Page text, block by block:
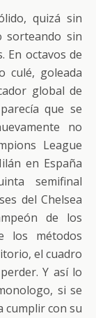
quizá sin
sorteando sin
En octavos de
culé, goleada
global de
que se
no
League
en España
semifinal
del Chelsea
de los
los métodos
el cuadro
Y así lo
si se
cumplir con su